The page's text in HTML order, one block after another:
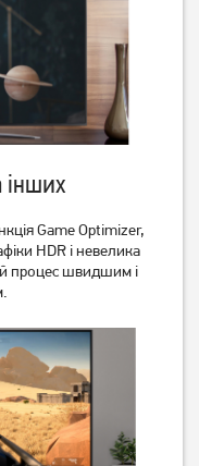
Setup 24HSF30
грн
інших
Game Optimizer,
HDR і невелика
процес швидшим і